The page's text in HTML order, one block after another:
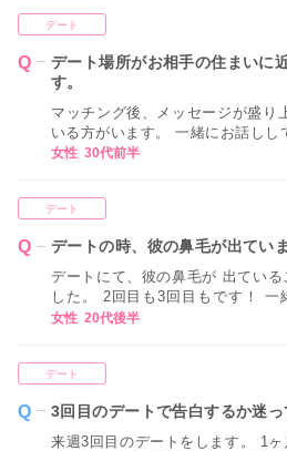
デート
デート場所がお相手の住まいに
す。
マッチング後、メッセージが盛り
いる方がいます。 一緒にお話し
すが、 毎回お会いするときには
ま関係を続けていいか不安になり
女性 30代前半
デート
デートの時、彼の鼻毛が出てい
デートにて、彼の鼻毛が 出ている
した。 2回目も3回目もです！ 一
恋愛感情も芽生え始めているので
女性 20代後半
デート
3回目のデートで告白するか迷っ
来週3回目のデートをします。 1